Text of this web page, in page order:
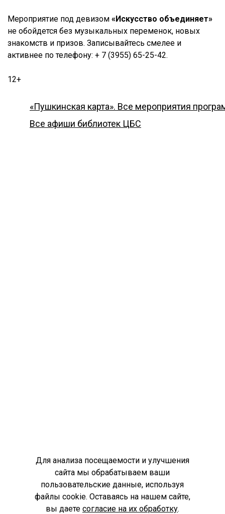
Мероприятие под девизом «Искусство объединяет»
не обойдется без музыкальных переменок, новых
знакомств и призов. Записывайтесь смелее и
активнее по телефону: + 7 (3955) 65-25-42.
12+
«Пушкинская карта». Все мероприятия
Все афиши библиотек ЦБС
Для анализа посещаемости и улучшения
сайта мы обрабатываем ваши
пользовательские данные, используя
файлы cookie. Оставаясь на нашем сайте,
вы даете согласие на их обработку.